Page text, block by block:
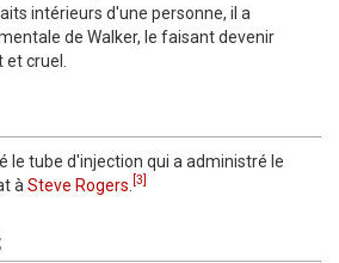
intérieurs d'une personne, il a
de Walker, le faisant devenir
cruel.
le tube d'injection qui a administré le
à Steve Rogers [3]